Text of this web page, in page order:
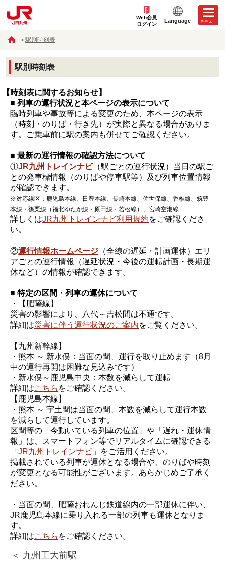
Web会員
ログイン
Language
駅別時刻表
駅別時刻表
【時刻表に関するお知らせ】
■ 列車の運行状況と本ページの表示について
臨時列車や事故等による変更のため、本ページの表示
（時刻・のりば・行き先）が実際と異なる場合がありま
す。ご乗車前に駅の案内も併せてご確認ください。
■ 最新の運行情報の確認方法について
①JR九州トレインナビ（駅ごとの運行状況）当日の駅ご
との発車標情報（のりばや停車駅等）及び列車位置情報
が確認できます。
※対応線区：鹿児島本線、日豊本線、長崎本線、佐世保線、香椎線、筑豊
本線・篠栗線（福北ゆたか線・原田線・若松線）、宮崎空港線
詳しくはJR九州トレインナビ利用規約をご確認くださ
い。
②運行情報ホームページ （全線の遅延・計画運休）エリ
アごとの運行情報（遅延状況・今後の運転計画・長期運
休など）の情報が確認できます。
■ 特定の区間・列車の運休について
・【肥薩線】
災害の影響により、八代～吉松間は不通です。
詳細は災害に伴う運行状況のご案内をご覧ください。
【九州新幹線】
・熊本 ～ 新水俣：当面の間、運行を取り止めます（8月
中の運行再開は困難な見込みです）
・新水俣～鹿児島中央：本数を減らして運転
詳細はこちら をご確認ください。
【鹿児島本線】
・熊本 ～ 宇土間は当面の間、本数を減らして運行本数
を減らして運行しています。
区間等の「今動いている列車の位置」や「遅れ・運休情
報」は、スマートフォン等でリアルタイムに確認できる
「JR九州トレインナビ 」をご活用ください。
掲載されている列車が運休となる場合や、のりばや時刻
が変更となる可能性がございます。あらかじめご了承く
ださい。
・当面の間、肥薩おれんじ鉄道線内の一部運休に伴い、
JR鹿児島本線に乗り入れる一部の列車も運休となりま
す。
詳細はこちら をご確認ください。
＜ 九州工大前駅